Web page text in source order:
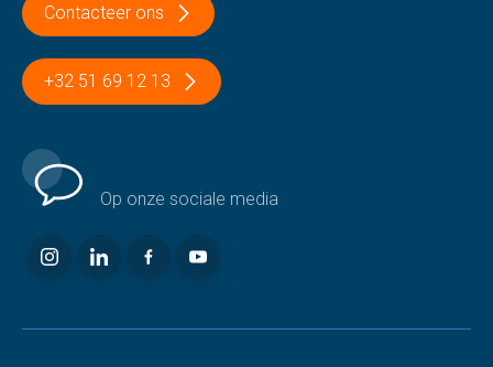
Contacteer ons
+32 51 69 12 13
Op onze sociale media